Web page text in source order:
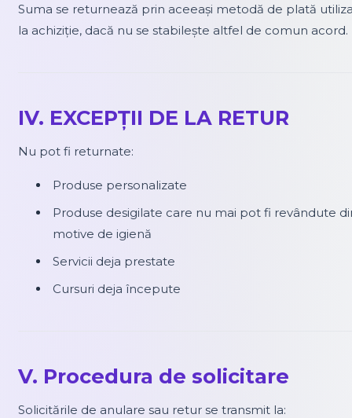
Suma se returnează prin aceeași metodă de plată
la achiziție, dacă nu se stabilește altfel de comun acord.
IV. EXCEPȚII DE LA RETUR
Nu pot fi returnate:
Produse personalizate
Produse desigilate care nu mai pot fi revândute
motive de igienă
Servicii deja prestate
Cursuri deja începute
V. Procedura de solicitare
Solicitările de anulare sau retur se transmit la: